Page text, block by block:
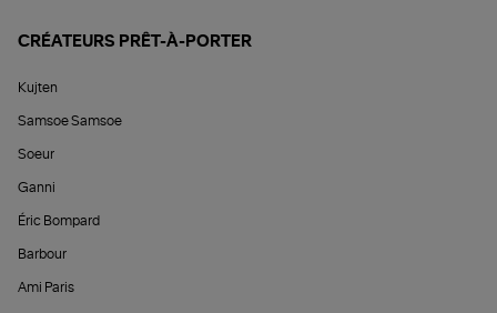
CRÉATEURS PRÊT-À-PORTER
Kujten
Samsoe Samsoe
Soeur
Ganni
Éric Bompard
Barbour
Ami Paris